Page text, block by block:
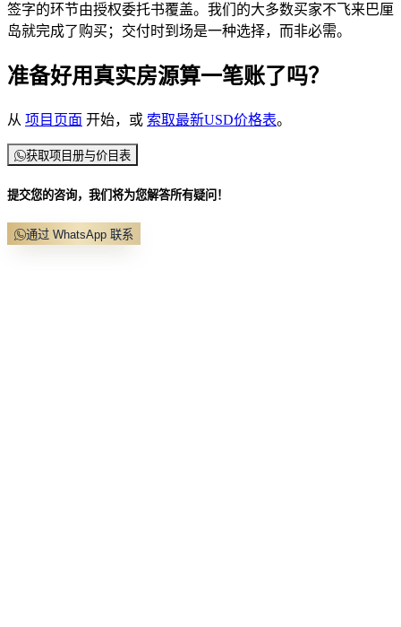
签字的环节由授权委托书覆盖。我们的大多数买家不飞来巴厘
岛就完成了购买；交付时到场是一种选择，而非必需。
准备好用真实房源算一笔账了吗？
从 项目页面 开始，或 索取最新USD价格表。
获取项目册与价目表
提交您的咨询，我们将为您解答所有疑问！
通过 WhatsApp 联系